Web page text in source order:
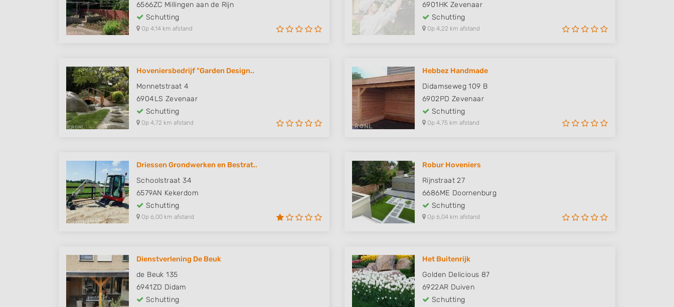
6566ZC Millingen aan de Rijn
Schutting
Op 4,14 km afstand
6901HK Zevenaar
Schutting
Op 4,22 km afstand
Hoveniersbedrijf "Garden Design..
Monnetstraat 4
6904LS Zevenaar
Schutting
Op 4,72 km afstand
Hebbez Handmade
Didamseweg 109 B
6902PD Zevenaar
Schutting
Op 4,75 km afstand
Driessen Grondwerken en Bestrat..
Schoolstraat 34
6579AN Kekerdom
Schutting
Op 6,00 km afstand
Robur Hoveniers
Rijnstraat 27
6686ME Doornenburg
Schutting
Op 6,04 km afstand
Dienstverlening De Beuk
de Beuk 135
6941ZD Didam
Schutting
Het Buitenrijk
Golden Delicious 87
6922AR Duiven
Schutting